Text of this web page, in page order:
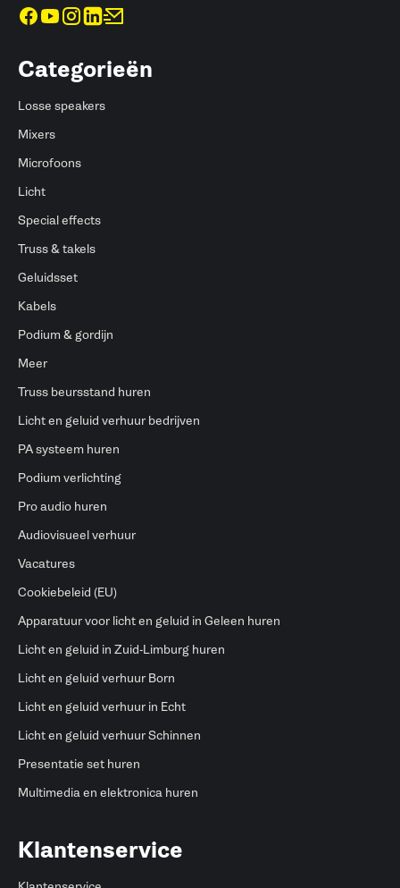
Categorieën
Losse speakers
Mixers
Microfoons
Licht
Special effects
Truss & takels
Geluidsset
Kabels
Podium & gordijn
Meer
Truss beursstand huren
Licht en geluid verhuur bedrijven
PA systeem huren
Podium verlichting
Pro audio huren
Audiovisueel verhuur
Vacatures
Cookiebeleid (EU)
Apparatuur voor licht en geluid in Geleen huren
Licht en geluid in Zuid-Limburg huren
Licht en geluid verhuur Born
Licht en geluid verhuur in Echt
Licht en geluid verhuur Schinnen
Presentatie set huren
Multimedia en elektronica huren
Klantenservice